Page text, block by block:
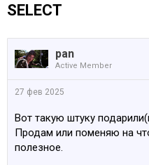
SELECT
pan
Active Member
27 фев 2025
Вот такую штуку
Продам или поменяю на
полезное.